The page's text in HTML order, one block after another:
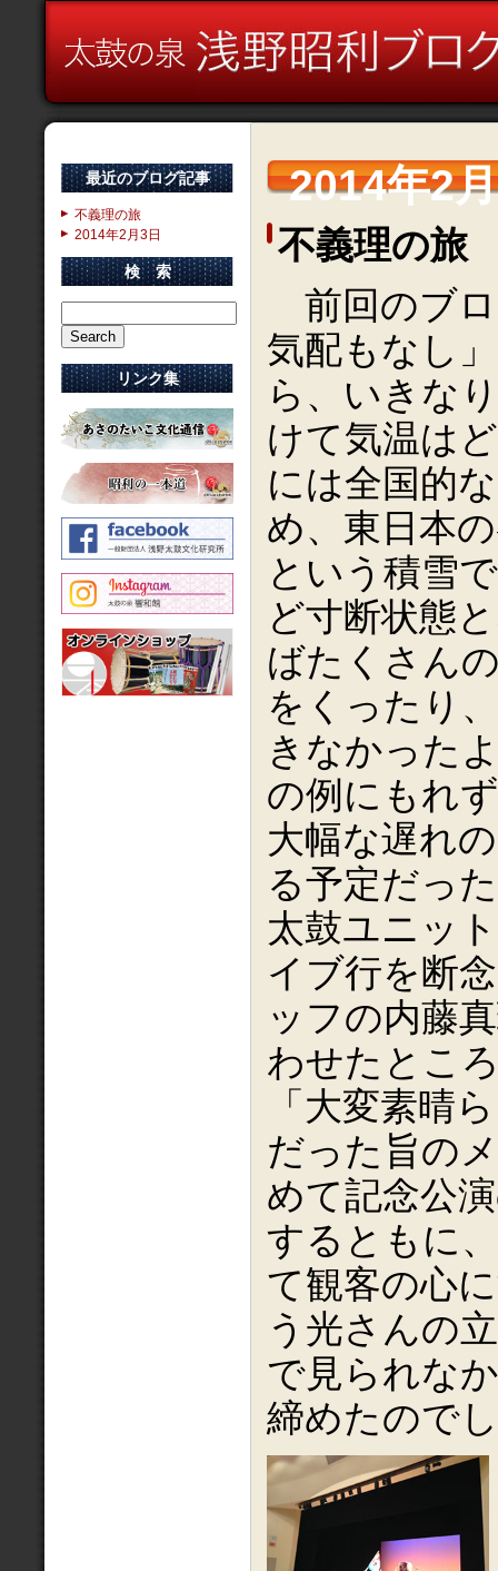
最近のブログ記事
不義理の旅
2014年2月3日
検 索
リンク集
2014年2
不義理の旅
前回のブ
気配もなし
ら、いきな
けて気温は
には全国的
め、東日本
という積雪
ど寸断状態
ばたくさん
をくったり
きなかった
の例にもれ
大幅な遅れ
る予定だっ
太鼓ユニッ
イブ行を断
ッフの内藤
わせたとこ
「大変素晴
だった旨の
めて記念公
するともに
て観客の心
う光さんの
で見られな
締めたので